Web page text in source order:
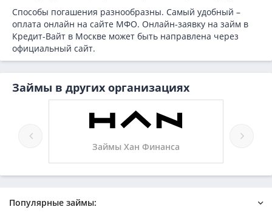
Способы погашения разнообразны. Самый удобный –
оплата онлайн на сайте МФО. Онлайн-заявку на займ в
Кредит-Вайт в Москве может быть направлена через
официальный сайт.
Займы в других организациях
Займы Хан Финанса
Популярные займы: